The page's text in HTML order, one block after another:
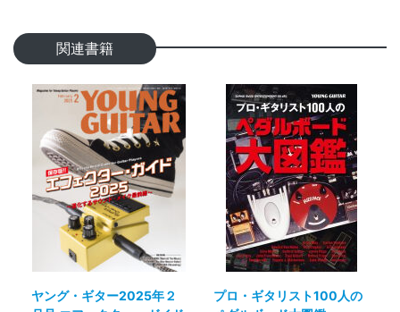
関連書籍
ヤング・ギター2025年２
プロ・ギタリスト100人の